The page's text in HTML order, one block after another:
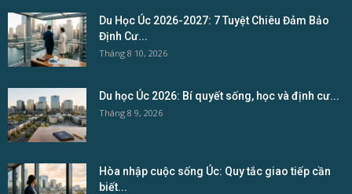
Du Học Úc 2026-2027: 7 Tuyệt Chiêu Đảm Bảo
Định Cư...
Tháng 8 10, 2026
Du học Úc 2026: Bí quyết sống, học và định cư...
Tháng 8 9, 2026
Hòa nhập cuộc sống Úc: Quy tắc giao tiếp cần
biết...